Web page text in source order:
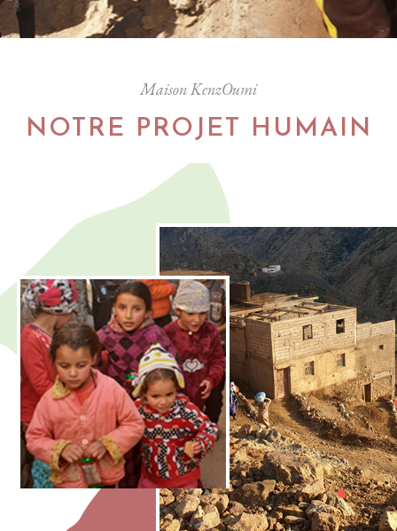
Maison KenzOumi
NOTRE PROJET HUMAIN